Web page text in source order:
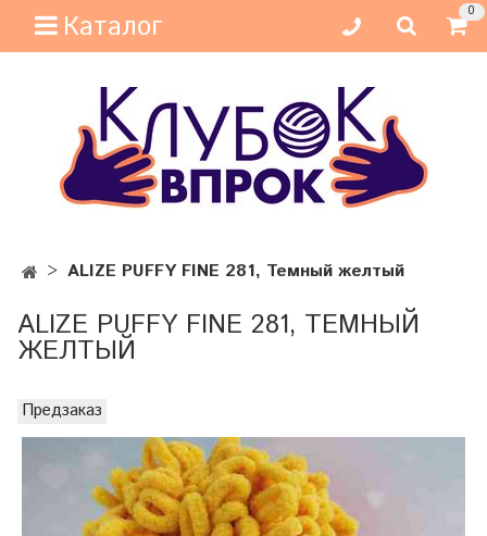
Каталог 0
ALIZE PUFFY FINE 281, Темный желтый
ALIZE PUFFY FINE 281, ТЕМНЫЙ
ЖЕЛТЫЙ
Предзаказ